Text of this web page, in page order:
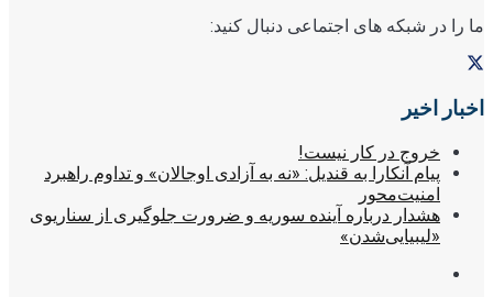
ما را در شبکه های اجتماعی دنبال کنید:
اخبار اخیر
خروج در کار نیست!
پیام آنکارا به قندیل: «نه به آزادی اوجالان» و تداوم راهبرد
امنیت‌محور
هشدار درباره آینده سوریه و ضرورت جلوگیری از سناریوی
«لیبیایی‌شدن»